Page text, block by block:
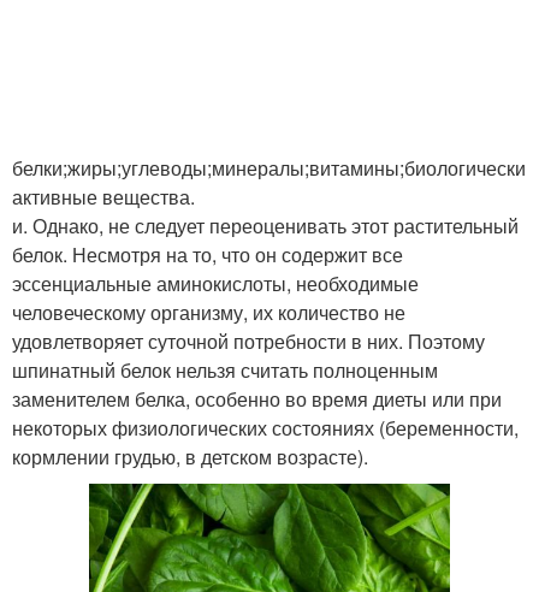
белки;жиры;углеводы;минералы;витамины;биологически
активные вещества.
и. Однако, не следует переоценивать этот растительный
белок. Несмотря на то, что он содержит все
эссенциальные аминокислоты, необходимые
человеческому организму, их количество не
удовлетворяет суточной потребности в них. Поэтому
шпинатный белок нельзя считать полноценным
заменителем белка, особенно во время диеты или при
некоторых физиологических состояниях (беременности,
кормлении грудью, в детском возрасте).